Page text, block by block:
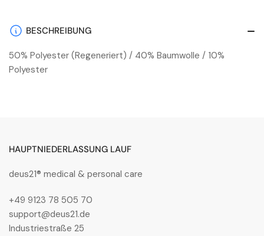
BESCHREIBUNG
50% Polyester (Regeneriert) / 40% Baumwolle / 10%
Polyester
HAUPTNIEDERLASSUNG LAUF
deus21® medical & personal care
+49 9123 78 505 70
support@deus21.de
Industriestraße 25